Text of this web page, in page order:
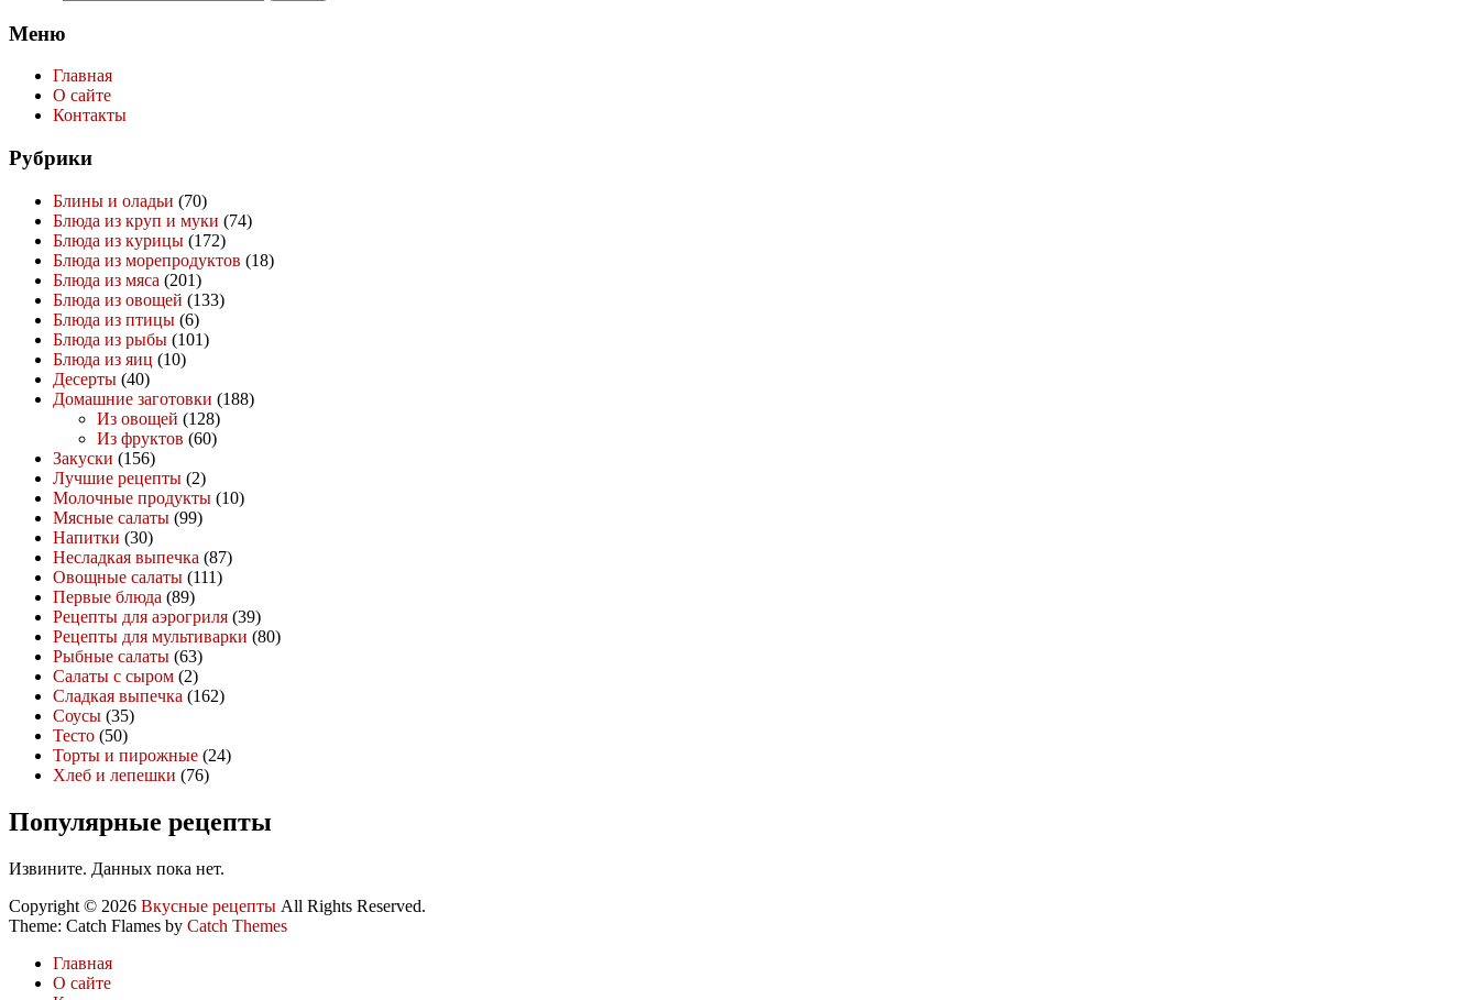
Меню
Главная
О сайте
Контакты
Рубрики
Блины и оладьи (70)
Блюда из круп и муки (74)
Блюда из курицы (172)
Блюда из морепродуктов (18)
Блюда из мяса (201)
Блюда из овощей (133)
Блюда из птицы (6)
Блюда из рыбы (101)
Блюда из яиц (10)
Десерты (40)
Домашние заготовки (188)
Из овощей (128)
Из фруктов (60)
Закуски (156)
Лучшие рецепты (2)
Молочные продукты (10)
Мясные салаты (99)
Напитки (30)
Несладкая выпечка (87)
Овощные салаты (111)
Первые блюда (89)
Рецепты для аэрогриля (39)
Рецепты для мультиварки (80)
Рыбные салаты (63)
Салаты с сыром (2)
Сладкая выпечка (162)
Соусы (35)
Тесто (50)
Торты и пирожные (24)
Хлеб и лепешки (76)
Популярные рецепты
Извините. Данных пока нет.
Copyright © 2026 Вкусные рецепты All Rights Reserved.
Theme: Catch Flames by Catch Themes
Главная
О сайте